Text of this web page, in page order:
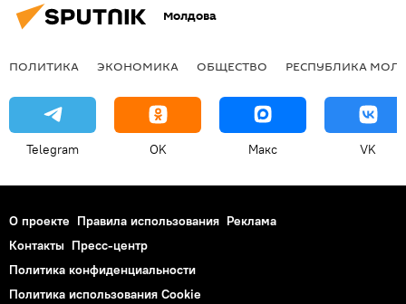
Молдова
ПОЛИТИКА ЭКОНОМИКА ОБЩЕСТВО РЕСПУБЛИКА
Telegram OK Макс VK
О проекте Правила использования Реклама
Контакты Пресс-центр
Политика конфиденциальности
Политика использования Cookie